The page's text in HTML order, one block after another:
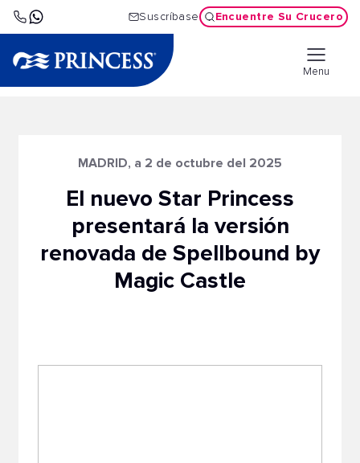
Suscríbase Encuentre Su Crucero
Menu
MADRID, a 2 de octubre del 2025
El nuevo Star Princess
presentará la versión
renovada de Spellbound by
Magic Castle